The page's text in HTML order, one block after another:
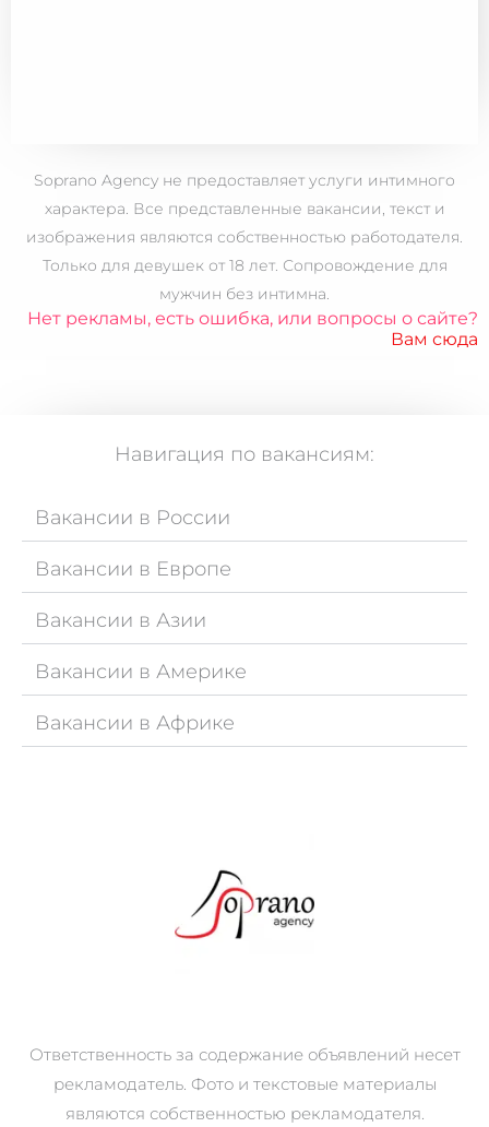
Soprano Agency не предоставляет услуги интимного
характера. Все представленные вакансии, текст и
изображения являются собственностью работодателя.
Только для девушек от 18 лет. Сопровождение для
мужчин без интимна.
Нет рекламы, есть ошибка, или вопросы о сайте?
Вам сюда
Навигация по вакансиям:
Вакансии в России
Вакансии в Европе
Вакансии в Азии
Вакансии в Америке
Вакансии в Африке
Ответственность за содержание объявлений несет
рекламодатель. Фото и текстовые материалы
являются собственностью рекламодателя.